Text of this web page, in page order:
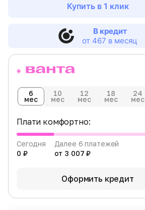
Купить в 1 клик
В кредит
от 467 в месяц
6
мес
10
мес
12
мес
18
мес
24
мес
Плати комфортно:
Сегодня
0 ₽
Далее 6 платежей
от 3 007 ₽
Оформить кредит